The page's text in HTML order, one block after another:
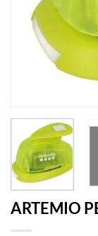
ARTEMIO